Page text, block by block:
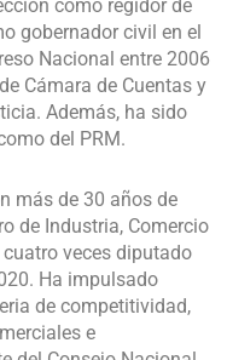
como regidor de
gobernador civil en el
Nacional entre 2006
Cámara de Cuentas y
Además, ha sido
del PRM.
más de 30 años de
de Industria, Comercio
veces diputado
Ha impulsado
de competitividad,
e